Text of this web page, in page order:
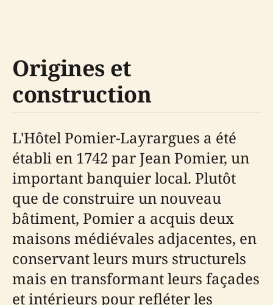
Origines et
construction
L'Hôtel Pomier-Layrargues a été
établi en 1742 par Jean Pomier, un
important banquier local. Plutôt
que de construire un nouveau
bâtiment, Pomier a acquis deux
maisons médiévales adjacentes, en
conservant leurs murs structurels
mais en transformant leurs façades
et intérieurs pour refléter les